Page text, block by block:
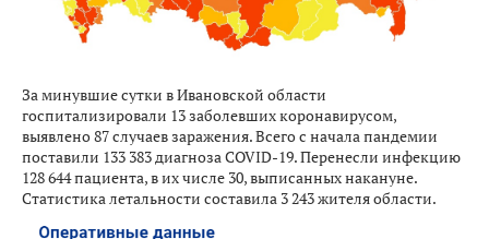
За минувшие сутки в Ивановской области
госпитализировали 13 заболевших коронавирусом,
выявлено 87 случаев заражения. Всего с начала пандемии
поставили 133 383 диагноза COVID-19. Перенесли инфекцию
128 644 пациента, в их числе 30, выписанных накануне.
Статистика летальности составила 3 243 жителя области.